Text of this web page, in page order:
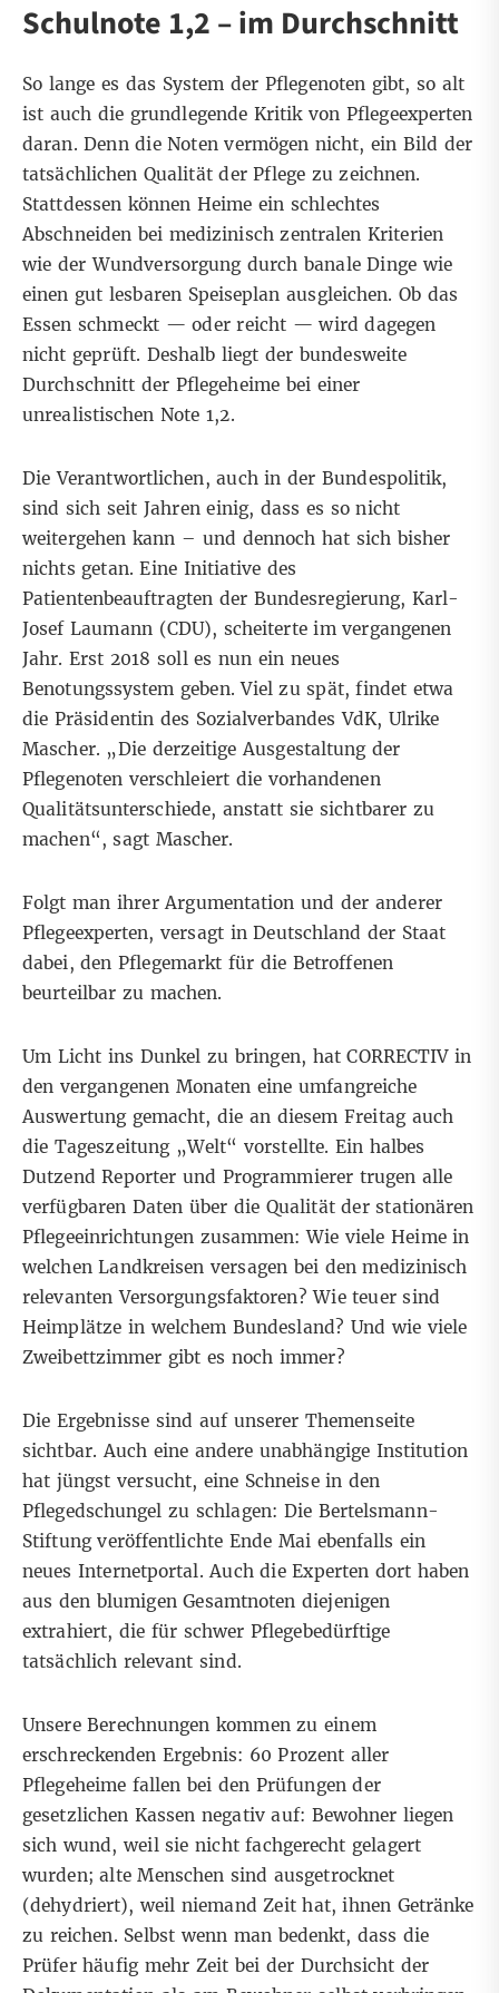
Schulnote 1,2 – im Durchschnitt
So lange es das System der Pflegenoten gibt, so alt
ist auch die grundlegende Kritik von Pflegeexperten
daran. Denn die Noten vermögen nicht, ein Bild der
tatsächlichen Qualität der Pflege zu zeichnen.
Stattdessen können Heime ein schlechtes
Abschneiden bei medizinisch zentralen Kriterien
wie der Wundversorgung durch banale Dinge wie
einen gut lesbaren Speiseplan ausgleichen. Ob das
Essen schmeckt — oder reicht — wird dagegen
nicht geprüft. Deshalb liegt der bundesweite
Durchschnitt der Pflegeheime bei einer
unrealistischen Note 1,2.
Die Verantwortlichen, auch in der Bundespolitik,
sind sich seit Jahren einig, dass es so nicht
weitergehen kann – und dennoch hat sich bisher
nichts getan. Eine Initiative des
Patientenbeauftragten der Bundesregierung, Karl-
Josef Laumann (CDU), scheiterte im vergangenen
Jahr. Erst 2018 soll es nun ein neues
Benotungssystem geben. Viel zu spät, findet etwa
die Präsidentin des Sozialverbandes VdK, Ulrike
Mascher. „Die derzeitige Ausgestaltung der
Pflegenoten verschleiert die vorhandenen
Qualitätsunterschiede, anstatt sie sichtbarer zu
machen“, sagt Mascher.
Folgt man ihrer Argumentation und der anderer
Pflegeexperten, versagt in Deutschland der Staat
dabei, den Pflegemarkt für die Betroffenen
beurteilbar zu machen.
Um Licht ins Dunkel zu bringen, hat CORRECTIV in
den vergangenen Monaten eine umfangreiche
Auswertung gemacht, die an diesem Freitag auch
die Tageszeitung „Welt“ vorstellte. Ein halbes
Dutzend Reporter und Programmierer trugen alle
verfügbaren Daten über die Qualität der stationären
Pflegeeinrichtungen zusammen: Wie viele Heime in
welchen Landkreisen versagen bei den medizinisch
relevanten Versorgungsfaktoren? Wie teuer sind
Heimplätze in welchem Bundesland? Und wie viele
Zweibettzimmer gibt es noch immer?
Die Ergebnisse sind auf unserer Themenseite
sichtbar. Auch eine andere unabhängige Institution
hat jüngst versucht, eine Schneise in den
Pflegedschungel zu schlagen: Die Bertelsmann-
Stiftung veröffentlichte Ende Mai ebenfalls ein
neues Internetportal. Auch die Experten dort haben
aus den blumigen Gesamtnoten diejenigen
extrahiert, die für schwer Pflegebedürftige
tatsächlich relevant sind.
Unsere Berechnungen kommen zu einem
erschreckenden Ergebnis: 60 Prozent aller
Pflegeheime fallen bei den Prüfungen der
gesetzlichen Kassen negativ auf: Bewohner liegen
sich wund, weil sie nicht fachgerecht gelagert
wurden; alte Menschen sind ausgetrocknet
(dehydriert), weil niemand Zeit hat, ihnen Getränke
zu reichen. Selbst wenn man bedenkt, dass die
Prüfer häufig mehr Zeit bei der Durchsicht der